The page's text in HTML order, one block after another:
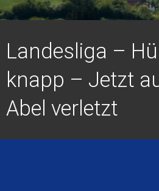
Landesliga –
knapp – Jetzt
Abel verletzt